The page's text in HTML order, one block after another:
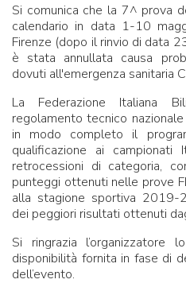
Si comunica che la 7^ prova
calendario in data 1-10
Firenze (dopo il rinvio di data
è stata annullata causa
dovuti all'emergenza sanitaria
La Federazione Italiana
regolamento tecnico
in modo completo il
qualificazione ai
retrocessioni di categoria,
punteggi ottenuti nelle prove
alla stagione sportiva 2019-
dei peggiori risultati ottenuti
Si ringrazia
disponibilità fornita in fase di
dell’evento.